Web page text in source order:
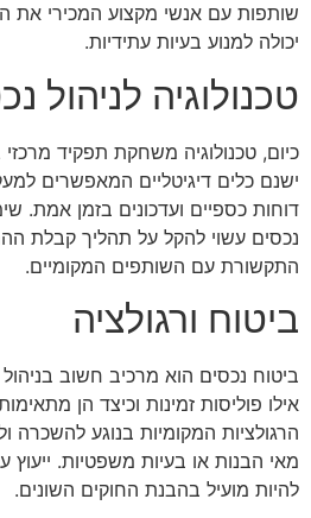
שותפות עם אנשי מקצוע המכירי את
יכולה למנוע בעיות עתידיות.
טכנולוגיה לניהול
כיום, טכנולוגיה משחקת תפקיד מרכזי
ישנם כלים דיגיטליים המאפשרים
דוחות כספיים ועדכונים בזמן אמת.
נכסים עשוי להקל על תהליך קבלת
התקשורת עם השותפים המקומיים.
ביטוח ורגולציה
ביטוח נכסים הוא מרכיב חשוב
אילו פוליסות זמינות וכיצד הן
הרגולציות המקומיות בנוגע להשכרה
מאי הבנות או בעיות משפטיות. ייעוץ
להיות מועיל בהבנת החוקים השונים.